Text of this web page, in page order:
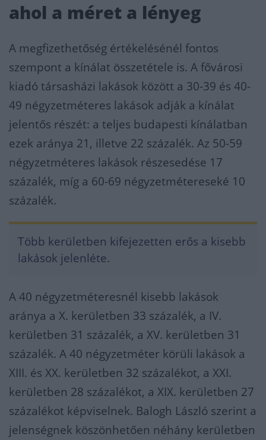
ahol a méret a lényeg
A megfizethetőség értékelésénél fontos
szempont a kínálat összetétele is. A fővárosi
kiadó társasházi lakások között a 30-39 és 40-
49 négyzetméteres lakások adják a kínálat
jelentős részét: a teljes budapesti kínálatban
ezek aránya 21, illetve 22 százalék. Az 50-59
négyzetméteres lakások részesedése 17
százalék, míg a 60-69 négyzetmétereseké 10
százalék.
Több kerületben kifejezetten erős a kisebb
lakások jelenléte.
A 40 négyzetméteresnél kisebb lakások
aránya a X. kerületben 33 százalék, a IV.
kerületben 31 százalék, a XV. kerületben 31
százalék. A 40 négyzetméter körüli lakások a
XIII. és XX. kerületben 32 százalékot, a XXI.
kerületben 28 százalékot, a XIX. kerületben 27
százalékot képviselnek. Balogh László szerint a
jelenségnek köszönhetően néhány kerületben